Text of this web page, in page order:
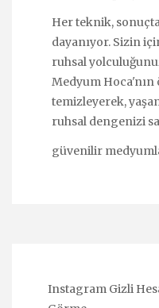
Her teknik,
dayanıyor. Sizin
ruhsal
Medyum
temizleyerek,
ruhsal dengenizi
güvenilir
Instagram Gizli